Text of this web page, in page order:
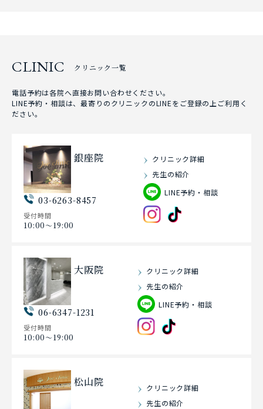
CLINIC クリニック一覧
電話予約は各院へ直接お問い合わせください。
LINE予約・相談は、最寄りのクリニックのLINEをご登録の上ご利用く
ださい。
銀座院
03-6263-8457
受付時間
10:00〜19:00
クリニック詳細
先生の紹介
LINE予約・相談
大阪院
06-6347-1231
受付時間
10:00〜19:00
クリニック詳細
先生の紹介
LINE予約・相談
松山院
クリニック詳細
先生の紹介